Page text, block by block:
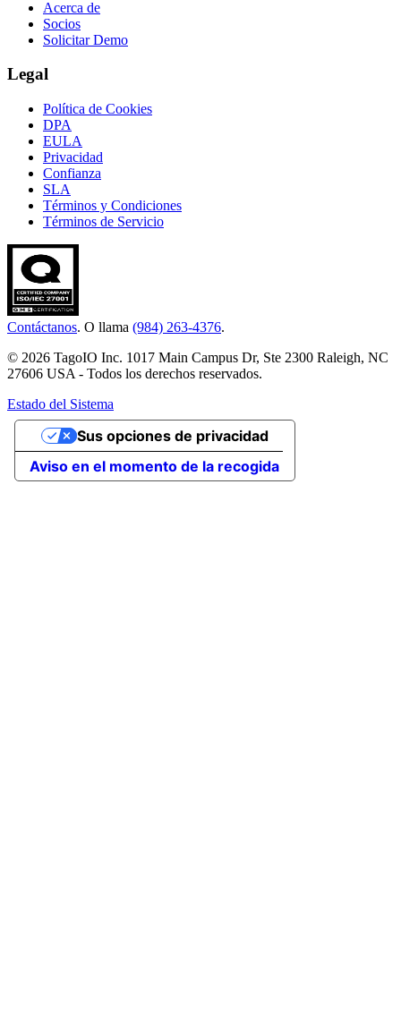
Acerca de
Socios
Solicitar Demo
Legal
Política de Cookies
DPA
EULA
Privacidad
Confianza
SLA
Términos y Condiciones
Términos de Servicio
Contáctanos. O llama (984) 263-4376.
© 2026 TagoIO Inc. 1017 Main Campus Dr, Ste 2300 Raleigh, NC
27606 USA - Todos los derechos reservados.
Estado del Sistema
Aviso en el momento de la recogida
Sus opciones de privacidad